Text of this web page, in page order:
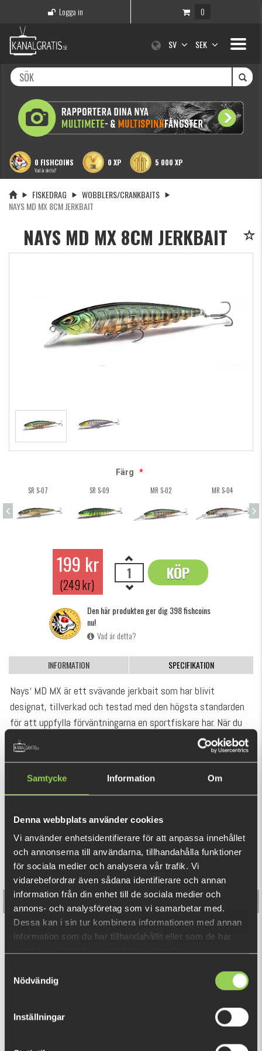
Samtycke Information Om
Denna webbplats använder cookies
Vi använder enhetsidentifierare för att anpassa innehållet
och annonserna till användarna, tillhandahålla funktioner
för sociala medier och analysera vår trafik. Vi
vidarebefordrar även sådana identifierare och annan
information från din enhet till de sociala medier och
annons- och analysföretag som vi samarbetar med.
Dessa kan i sin tur kombinera informationen med annan
information som du har tillhandahållit eller som de har
Nödvändig
Inställningar
Logga in 0
Toggle
SV SEK
0 FISHCOINS
Vad är detta?
0 XP 5 000 XP
FISKEDRAG
WOBBLERS/CRANKBAITS
NAYS MD MX 8CM JERKBAIT
NAYS MD MX 8CM JERKBAIT
Färg
*
SR S-07
SR S-09 MR S-02 MR S-04
199 kr
(249 kr)
KÖP
OK
Den här produkten ger dig 398 fishcoins
nu!
Vad är detta?
INFORMATION SPECIFIKATION
Nays‘ MD MX är ett svävande jerkbait som har blivit
designat, tillverkad och testad med den högsta standarden
för att uppfylla förväntningarna en sportfiskare har. När du
vevar hem den har en en lätt aktion, och på varje jerk/twitch
med spöt svarar betet med en unik "pil" aktion som inte ens
konstruerad med ett magnetiskt viktsystem som ger den en
långt och precist.
Den kommer i två storlekar och två dykdjup för att kunna
fiskas överallt. Betet är designat helt blyfritt och består av
premium komponenter som razor-vass Teflon överdrag
trekrokar som gör krokningen enkel.
MD MX 80 SR
– 8.0 cm
– BKK Spear 21-SS size 10
– 8.0 cm
Flatnose Mini 9cm, 10-pack